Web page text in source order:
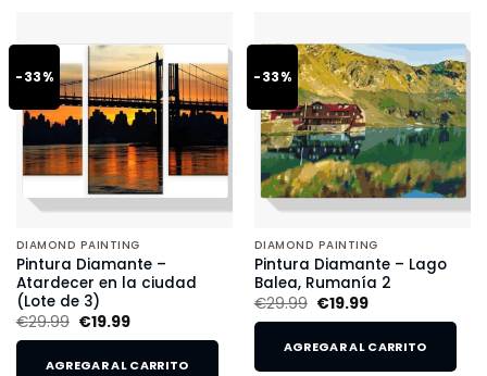
-33%
DIAMOND PAINTING
Pintura Diamante –
Atardecer en la ciudad
(Lote de 3)
€29.99 €19.99
AGREGAR AL CARRITO
-33%
DIAMOND PAINTING
Pintura Diamante – Lago
Balea, Rumanía 2
€29.99 €19.99
AGREGAR AL CARRITO